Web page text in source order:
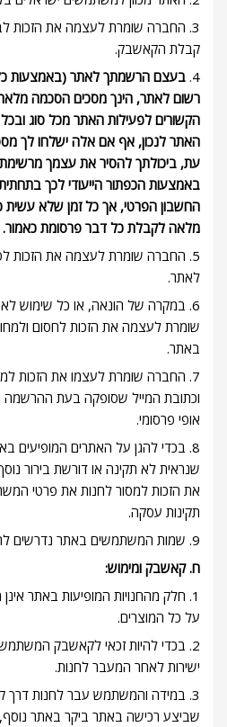
3. החברה שומרת לעצמה את הזכות
קבלת הקאשבק.
4. בעצם הרשמתך לאתר (באמצעות כל
רשום לאתר, הינך מסכים הסכמה
הקשורים לפעילות האתר מכל סוג
האתר לנכון, אף אם אלה ישלחו לך
עת, ביכולתך להסיר את עצמך
באמצעות הכפתור הייעודי לכך
החשבון הפרטי, אך כל זמן שלא עשית
מלאה לקבלת כל דבר פרסומת כאמור.
5. החברה שומרת לעצמה את הזכות
לאתר.
6. במקרה של הונאה, או כל שימוש
שומרת לעצמה את הזכות לחסום
באתר.
7. החברה שומרת לעצמו את הזכות
וכתובת המייל שסופקה בעת ההרשמה
אופי פרסומי.
8. בכדי להגן על האתרים
שנראית לא תקינה או דורשת בירור
את הזכות למסור לחנות את פרטי
תקינות עסקה.
9. שמות המשתמשים באתר נדרשים להיות בעלי אופי לא פוגעני.
ח. קאשבק ומימוש:
1. חלק מהחנויות המופיעות באתר
על כל המוצרים.
2. בכדי להיות זכאי לקאשבק
ישירות לאחר המעבר לחנות.
3. במידה והמשתמש עבר לחנות דרך
שביצע רכישה באתר ביקר באתר